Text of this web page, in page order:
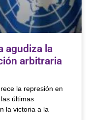
agudiza la
arbitraria
la represión en
últimas
la victoria a la